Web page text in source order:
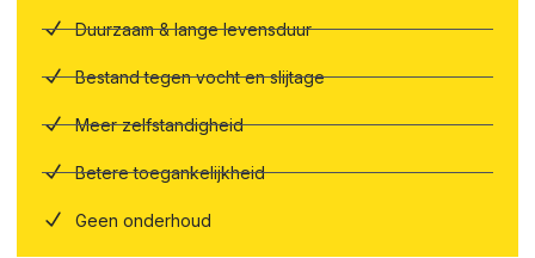
Duurzaam & lange levensduur
Bestand tegen vocht en slijtage
Meer zelfstandigheid
Betere toegankelijkheid
Geen onderhoud